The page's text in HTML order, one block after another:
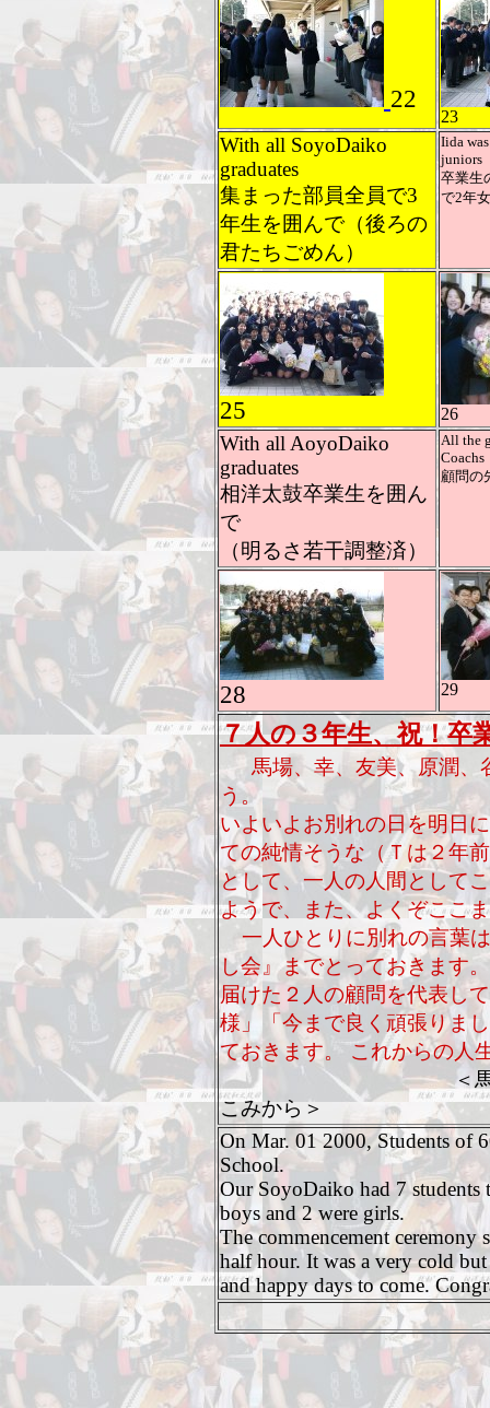
22
23
With all SoyoDaiko
graduates
集まった部員全員で3
年生を囲んで（後ろの
君たちごめん）
Iida
juniors
卒業生
で2年
25 26
With all AoyoDaiko
graduates
相洋太鼓卒業生を囲ん
で
（明るさ若干調整済）
All the
Coachs
顧問の
28 29
７人の３年生、祝！卒
馬場、幸、友美、原潤
う。
いよいよお別れの日を明日
ての純情そうな（Ｔは２年
として、一人の人間として
ようで、また、よくぞここ
一人ひとりに別れの言葉
し会』までとっておきます
届けた２人の顧問を代表し
様」「今まで良く頑張りま
ておきます。 これからの
＜
こみから＞
On Mar. 01 2000, Students of
School.
Our SoyoDaiko had 7 students
boys and 2 were girls.
The commencement ceremony
half hour. It was a very cold
and happy days to come.